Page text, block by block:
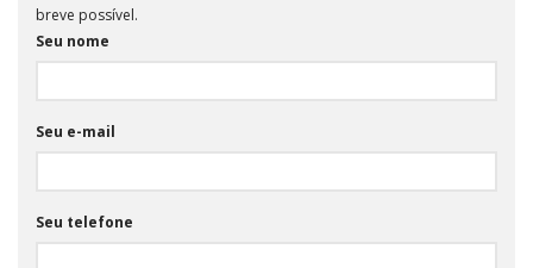
breve possível.
Seu nome
Seu e-mail
Seu telefone